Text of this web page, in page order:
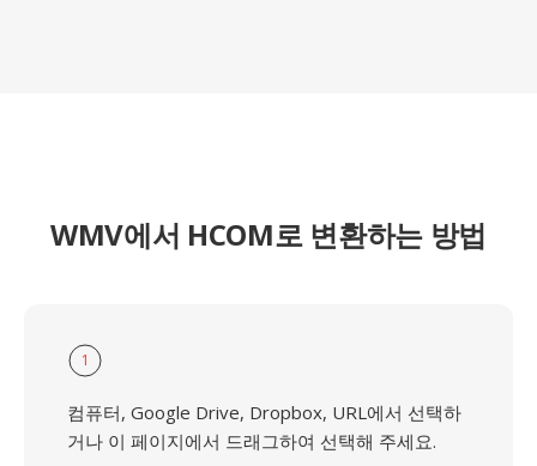
WMV에서 HCOM로 변환하는 방법
1
컴퓨터, Google Drive, Dropbox, URL에서 선택하
거나 이 페이지에서 드래그하여 선택해 주세요.